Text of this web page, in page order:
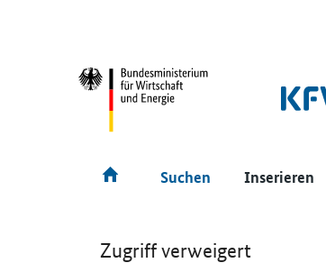
Suchen Inserieren
Zugriff verweigert